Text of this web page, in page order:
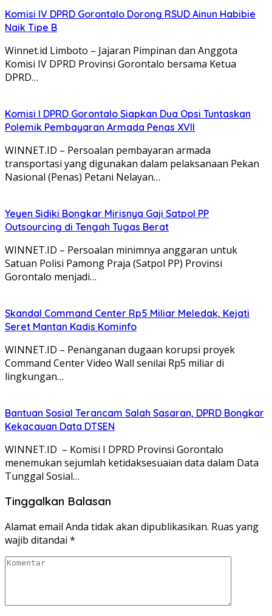
Komisi IV DPRD Gorontalo Dorong RSUD Ainun Habibie
Naik Tipe B
Winnet.id Limboto – Jajaran Pimpinan dan Anggota
Komisi IV DPRD Provinsi Gorontalo bersama Ketua
DPRD…
Komisi I DPRD Gorontalo Siapkan Dua Opsi Tuntaskan
Polemik Pembayaran Armada Penas XVII
WINNET.ID – Persoalan pembayaran armada
transportasi yang digunakan dalam pelaksanaan Pekan
Nasional (Penas) Petani Nelayan…
Yeyen Sidiki Bongkar Mirisnya Gaji Satpol PP
Outsourcing di Tengah Tugas Berat
WINNET.ID – Persoalan minimnya anggaran untuk
Satuan Polisi Pamong Praja (Satpol PP) Provinsi
Gorontalo menjadi…
Skandal Command Center Rp5 Miliar Meledak, Kejati
Seret Mantan Kadis Kominfo
WINNET.ID – Penanganan dugaan korupsi proyek
Command Center Video Wall senilai Rp5 miliar di
lingkungan…
Bantuan Sosial Terancam Salah Sasaran, DPRD Bongkar
Kekacauan Data DTSEN
WINNET.ID – Komisi I DPRD Provinsi Gorontalo
menemukan sejumlah ketidaksesuaian data dalam Data
Tunggal Sosial…
Tinggalkan Balasan
Alamat email Anda tidak akan dipublikasikan. Ruas yang
wajib ditandai *